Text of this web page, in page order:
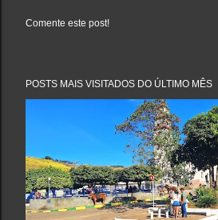
a
u
e
n
t
á
r
i
Comente este post!
POSTS MAIS VISITADOS DO ÚLTIMO MÊS